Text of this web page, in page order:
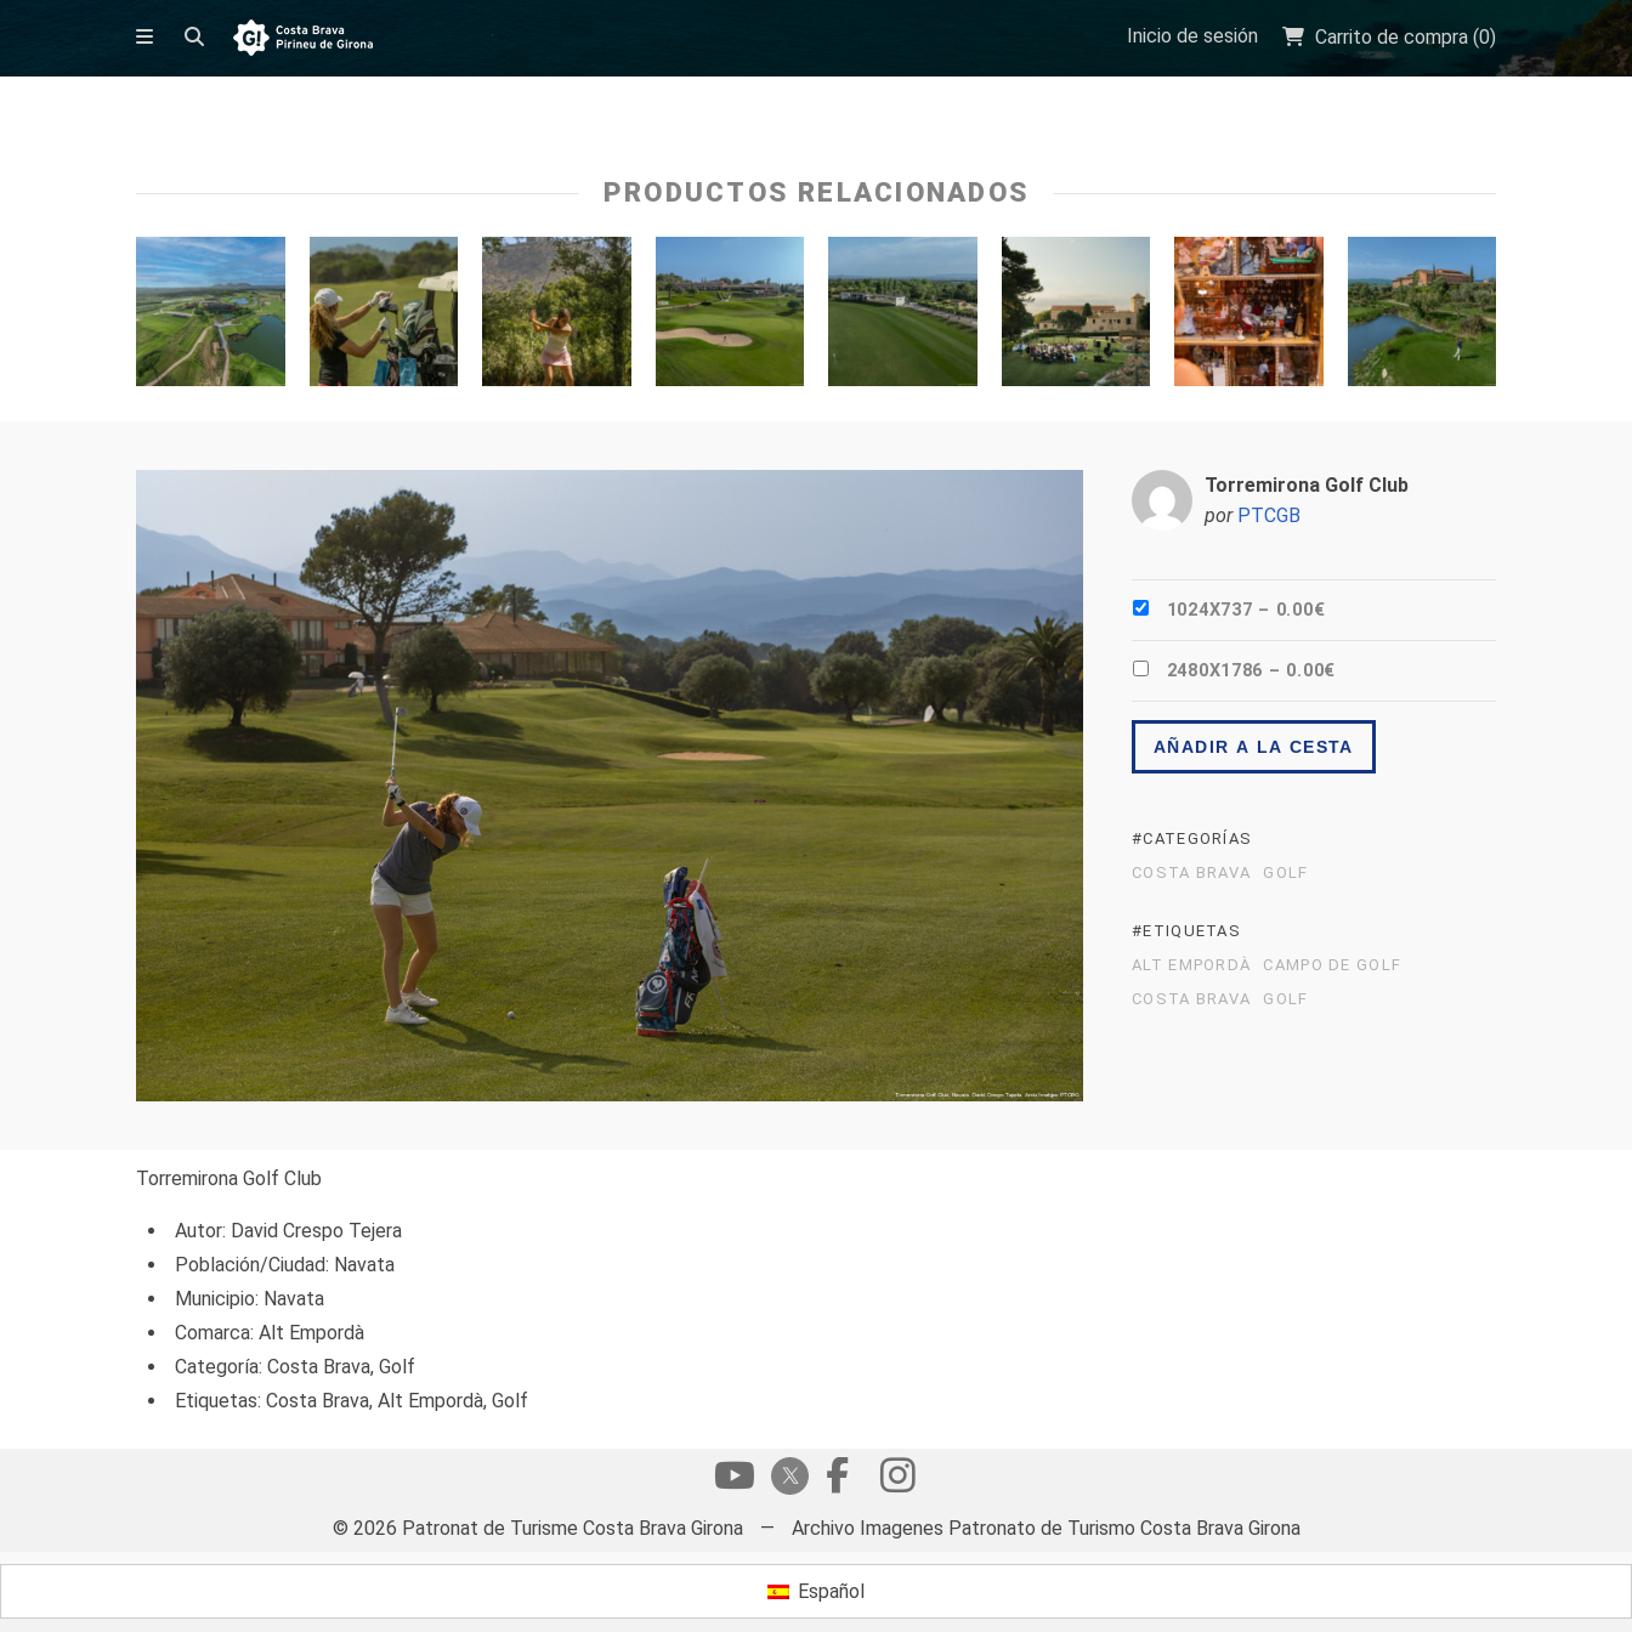
Inicio de sesión Carrito de compra (0)
PRODUCTOS RELACIONADOS
Torremirona Golf Club
por PTCGB
1024X737 – 0.00€
2480X1786 – 0.00€
AÑADIR A LA CESTA
#CATEGORÍAS
COSTA BRAVA
GOLF
#ETIQUETAS
ALT EMPORDÀ
CAMPO DE GOLF
COSTA BRAVA
GOLF
Torremirona Golf Club
Autor: David Crespo Tejera
Población/Ciudad: Navata
Municipio: Navata
Comarca: Alt Empordà
Categoría: Costa Brava, Golf
Etiquetas: Costa Brava, Alt Empordà, Golf
© 2026 Patronat de Turisme Costa Brava Girona — Archivo Imagenes Patronato de Turismo Costa Brava Girona
Español